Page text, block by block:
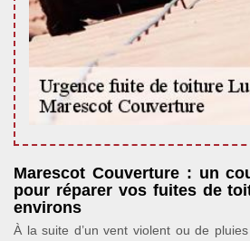
Marescot Couverture : un
pour réparer vos fuites de
environs
À la suite d’un vent violent ou de